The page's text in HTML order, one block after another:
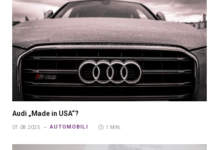
Audi „Made in USA“?
07.08.2025. AUTOMOBILI 1 MIN.